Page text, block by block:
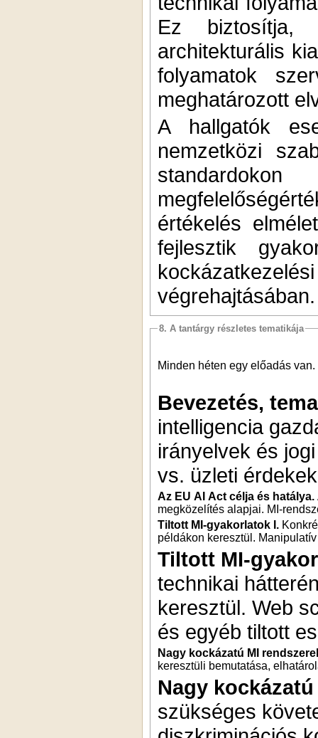
Ez biztosítja,
architekturális
folyamatok
meghatározott
A hallgatók
nemzetközi
értékelés
fejlesztik
végrehajtásában.
8. A tantárgy részletes tematikája
Minden héten egy előadás van.
Bevezetés,
intelligencia
irányelvek és
vs. üzleti
Az EU AI Act célja és hatálya.
megközelítés alapjai. MI-
Tiltott MI-gyakorlatok I.
példákon keresztül.
Tiltott MI-
technikai
keresztül. Web
és egyéb tiltott
Nagy kockázatú MI
keresztüli bemutatása,
Nagy
szükséges